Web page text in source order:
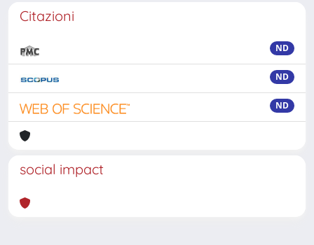
Citazioni
ND
ND
ND
social impact